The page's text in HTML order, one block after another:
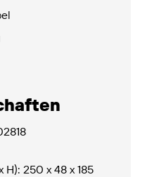
H): 250 x 48 x 185